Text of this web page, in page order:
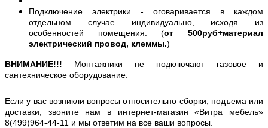
Подключение электрики - оговаривается в каждом
отдельном случае индивидуально, исходя из
особенностей помещения. (от 500руб+материал
электрический провод, клеммы.)
ВНИМАНИЕ!!! Монтажники не подключают газовое и
сантехническое оборудование.
Если у вас возникли вопросы относительно сборки, подъема или
доставки, звоните нам в интернет-магазин «Витра мебель»
8(499)964-44-11 и мы ответим на все ваши вопросы.